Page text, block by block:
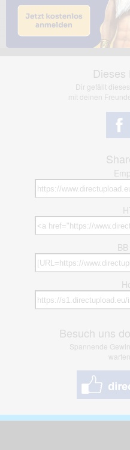
Das dargestellte Bild wurde von
übernimmt keinerlei Haftung für
jedoch bei Verstößen
Dieses
Dir gefällt
mit deinen
Besuch uns
Spannende